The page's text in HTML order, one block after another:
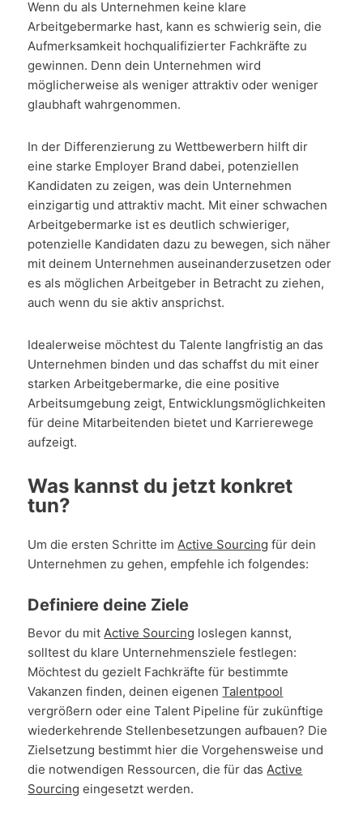
Wenn du als Unternehmen keine klare
Arbeitgebermarke hast, kann es schwierig sein, die
Aufmerksamkeit hochqualifizierter Fachkräfte zu
gewinnen. Denn dein Unternehmen wird
möglicherweise als weniger attraktiv oder weniger
glaubhaft wahrgenommen.
In der Differenzierung zu Wettbewerbern hilft dir
eine starke Employer Brand dabei, potenziellen
Kandidaten zu zeigen, was dein Unternehmen
einzigartig und attraktiv macht. Mit einer schwachen
Arbeitgebermarke ist es deutlich schwieriger,
potenzielle Kandidaten dazu zu bewegen, sich näher
mit deinem Unternehmen auseinanderzusetzen oder
es als möglichen Arbeitgeber in Betracht zu ziehen,
auch wenn du sie aktiv ansprichst.
Idealerweise möchtest du Talente langfristig an das
Unternehmen binden und das schaffst du mit einer
starken Arbeitgebermarke, die eine positive
Arbeitsumgebung zeigt, Entwicklungsmöglichkeiten
für deine Mitarbeitenden bietet und Karrierewege
aufzeigt.
Was kannst du jetzt konkret
tun?
Um die ersten Schritte im Active Sourcing für dein
Unternehmen zu gehen, empfehle ich folgendes:
Definiere deine Ziele
Bevor du mit Active Sourcing loslegen kannst,
solltest du klare Unternehmensziele festlegen:
Möchtest du gezielt Fachkräfte für bestimmte
Vakanzen finden, deinen eigenenTalentpool
vergrößern oder eine Talent Pipeline für zukünftige
wiederkehrende Stellenbesetzungen aufbauen? Die
Zielsetzung bestimmt hier die Vorgehensweise und
die notwendigen Ressourcen, die für das Active
Sourcing eingesetzt werden.